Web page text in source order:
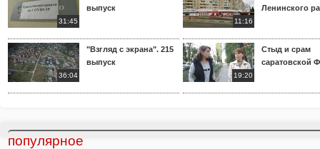
31:45
выпуск
36:04
"Взгляд с экрана". 215
выпуск
11:16
Ленинского
19:20
Стыд и срам
саратовской
популярное